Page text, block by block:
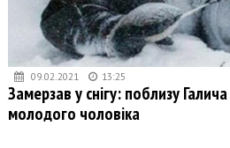
09.02.2021 13:25
Замерзав у снігу: поблизу
молодого чоловіка